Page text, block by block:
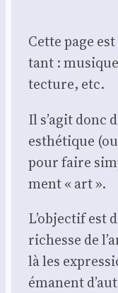
Cette page
tant :
tec­ture, etc.
Il s’a­git donc
esthé­tique
pour faire
ment « art ».
L’ob­jec­tif est
richesse de
là les
émanent